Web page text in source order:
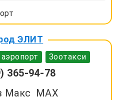
ЭЛИТ
Зоотакси
365-94-78
MAX